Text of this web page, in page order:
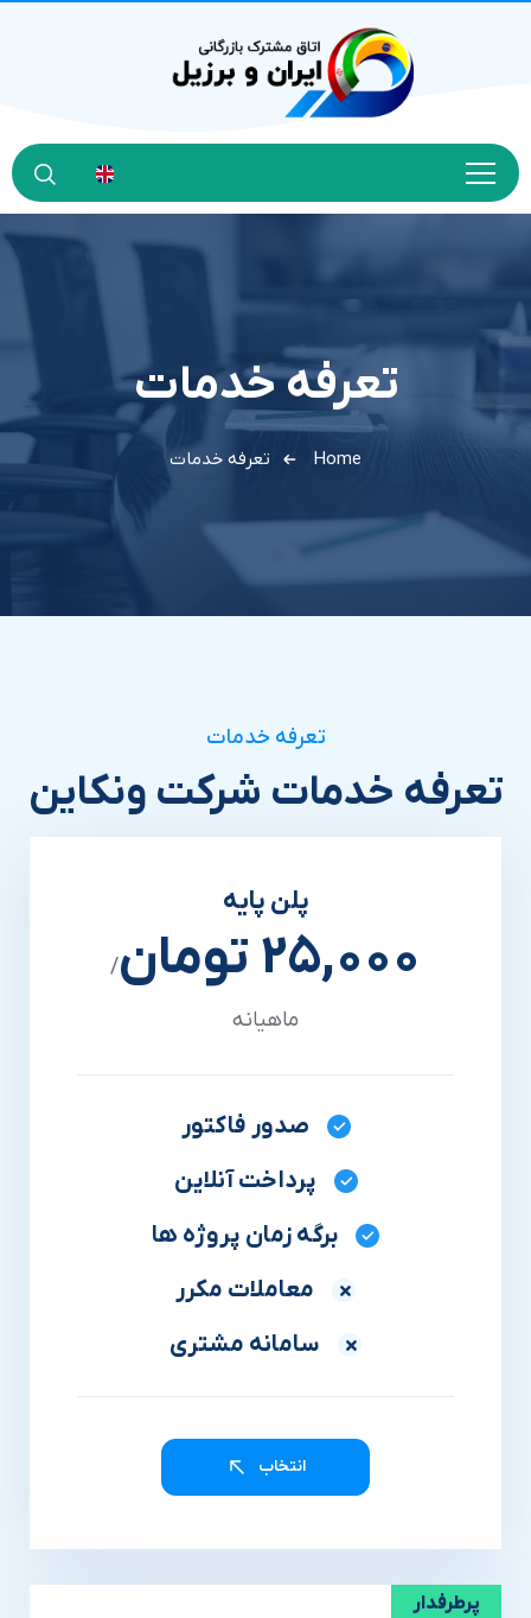
تعرفه خدمات
Home تعرفه خدمات
تعرفه خدمات
تعرفه خدمات شرکت ونکاین
پلن پایه
25,000 تومان
/
ماهیانه
صدور فاکتور
پرداخت آنلاین
برگه زمان پروژه ها
معاملات مکرر
سامانه مشتری
انتخاب
پرطرفدار